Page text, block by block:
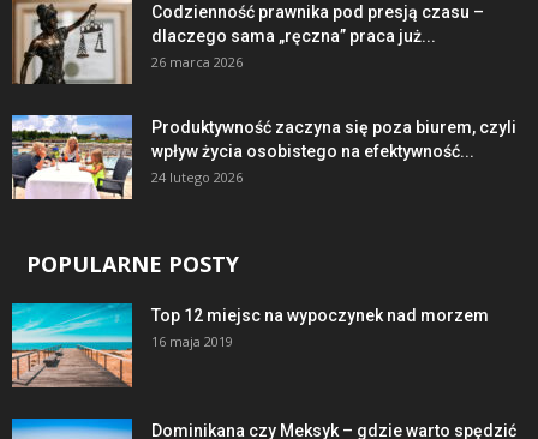
Codzienność prawnika pod presją czasu –
dlaczego sama „ręczna” praca już...
26 marca 2026
Produktywność zaczyna się poza biurem, czyli
wpływ życia osobistego na efektywność...
24 lutego 2026
POPULARNE POSTY
Top 12 miejsc na wypoczynek nad morzem
16 maja 2019
Dominikana czy Meksyk – gdzie warto spędzić